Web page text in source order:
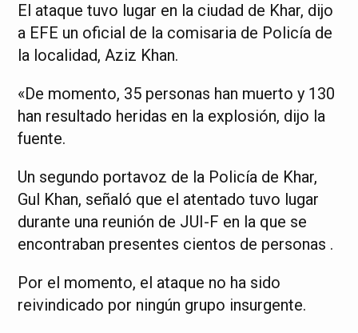
El ataque tuvo lugar en la ciudad de Khar, dijo
a EFE un oficial de la comisaria de Policía de
la localidad, Aziz Khan.
«De momento, 35 personas han muerto y 130
han resultado heridas en la explosión, dijo la
fuente.
Un segundo portavoz de la Policía de Khar,
Gul Khan, señaló que el atentado tuvo lugar
durante una reunión de JUI-F en la que se
encontraban presentes cientos de personas .
Por el momento, el ataque no ha sido
reivindicado por ningún grupo insurgente.